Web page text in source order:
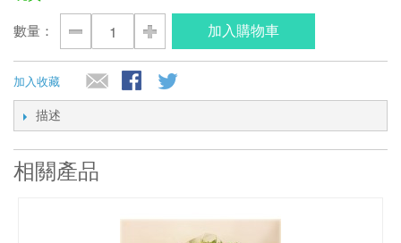
數量： 加入購物車
加入收藏
描述
相關產品